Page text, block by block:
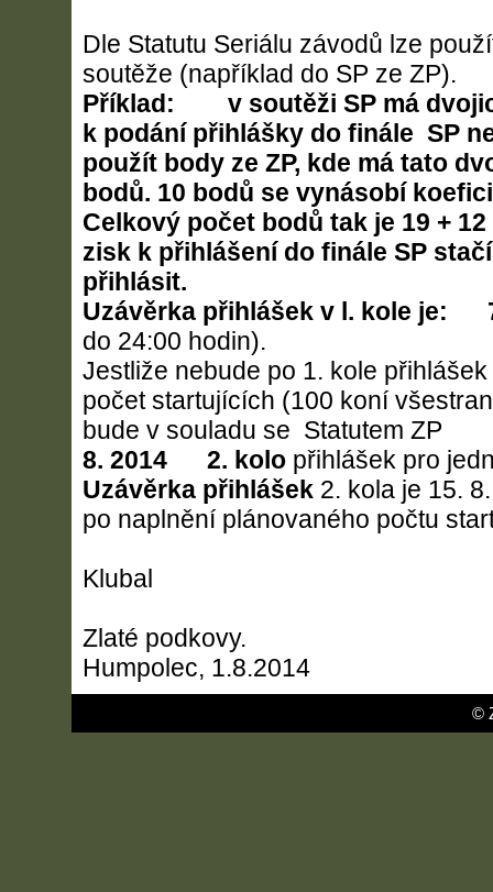
Dle Statutu Seriálu závodů lze
soutěže (například do SP ze ZP).
Příklad: v soutěži SP má
k podání přihlášky do finále SP
použít body ze ZP, kde má tato
bodů. 10 bodů se vynásobí
Celkový počet bodů tak je 19 +
zisk k přihlášení do finále SP
přihlásit.
Uzávěrka přihlášek v l. kole je:
do 24:00 hodin).
Jestliže nebude po 1. kole
počet startujících (100 koní
bude v souladu se Statutem
8. 2014
2. kolo přihlášek pro
Uzávěrka přihlášek 2. kola je 15.
po naplnění plánovaného počtu
Klubal
Zlaté podkovy.
Humpolec, 1.8.2014
©